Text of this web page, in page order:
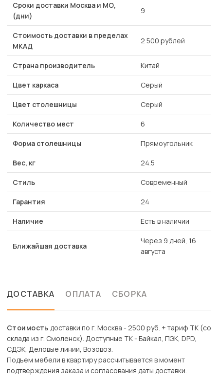
Сроки доставки Москва и МО,
(дни)
9
Стоимость доставки в пределах
МКАД
2 500 рублей
Страна производитель Китай
Цвет каркаса Серый
Цвет столешницы Серый
Количество мест 6
Форма столешницы Прямоугольник
Вес, кг 24.5
Стиль Современный
Гарантия 24
Наличие Есть в наличии
Ближайшая доставка
Через 9 дней, 16
августа
ДОСТАВКА ОПЛАТА СБОРКА
Стоимость доставки по г. Москва - 2500 руб. + тариф ТК (со
склада из г. Смоленск). Доступные ТК - Байкал, ПЭК, DPD,
СДЭК, Деловые линии, Возовоз.
Подъем мебели в квартиру рассчитывается в момент
подтверждения заказа и согласования даты доставки.